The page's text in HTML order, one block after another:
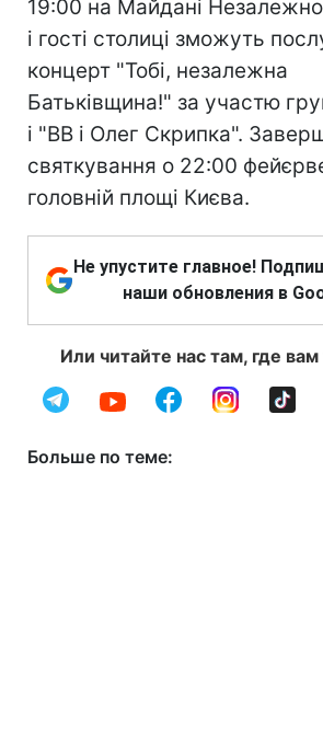
19:00 на Майдані
і гості столиці зможуть
концерт "Тобі, незалежна
Батьківщина!" за участю
і "ВВ і Олег Скрипка".
святкування о 22:00
головній площі Києва.
Не упустите главное!
наши обновления в
Или читайте нас там, где
Больше по теме: